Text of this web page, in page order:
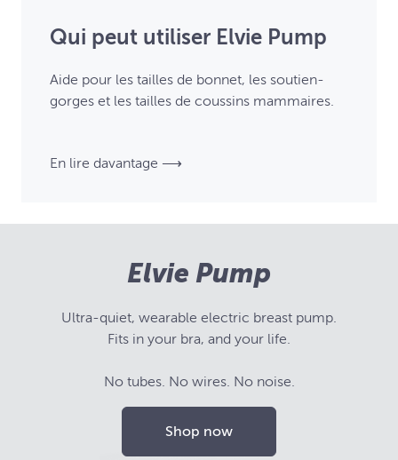
Qui peut utiliser Elvie Pump
Aide pour les tailles de bonnet, les soutien-
gorges et les tailles de coussins mammaires.
En lire davantage ⟶
Elvie Pump
Ultra-quiet, wearable electric breast pump.
Fits in your bra, and your life.
No tubes. No wires. No noise.
Shop now